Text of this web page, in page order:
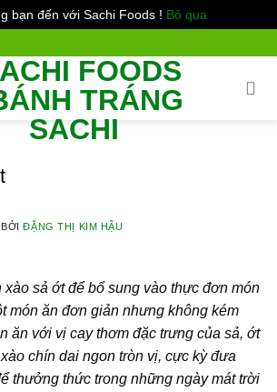
bạn đến với Sachi Foods ! Bỏ qua
BỞIĐẶNG THỊ KIM HẬU
xào sả ớtđể bổ sung vào thực đơn món
món ăn đơn giản nhưng không kém
ăn với vị cay thơm đặc trưng của sả, ớt
chín dai ngon tròn vị, cực kỳ đưa
thưởng thức trong những ngày mát trời